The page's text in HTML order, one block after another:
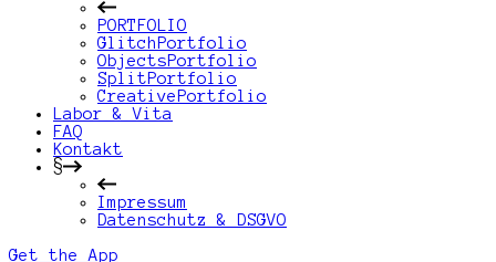
PORTFOLIO
GlitchPortfolio
ObjectsPortfolio
SplitPortfolio
CreativePortfolio
Labor & Vita
FAQ
Kontakt
§
Impressum
Datenschutz & DSGVO
Get the App